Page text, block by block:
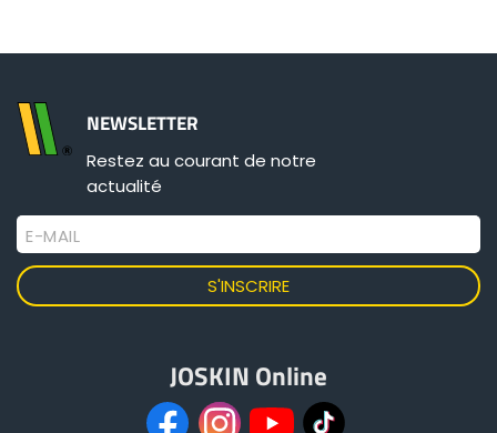
日本語
Português
NEWSLETTER
Restez au courant de notre
actualité
E-MAIL
JOSKIN Online